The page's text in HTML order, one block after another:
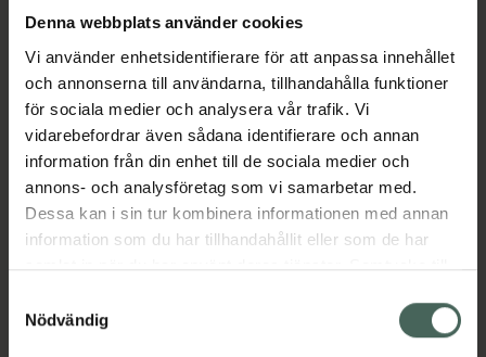
Denna webbplats använder cookies
Vi använder enhetsidentifierare för att anpassa innehållet
och annonserna till användarna, tillhandahålla funktioner
för sociala medier och analysera vår trafik. Vi
vidarebefordrar även sådana identifierare och annan
information från din enhet till de sociala medier och
annons- och analysföretag som vi samarbetar med.
Dessa kan i sin tur kombinera informationen med annan
information som du har tillhandahållit eller som de har
samlat in när du har använt deras tjänster. Samtycke till
återkalla ditt samtycke via webbplatsens
cookieinställningar. Ett återkallat samtycke påverkar inte
Nödvändig
fysikaliskt filter (titandioxid). Vattenfast.
Jämförpris 5,65 kr/ml
EAN:04033981742740
Kategorier:
Barn och föräldrarEkologisk hudvård
Solskydd SPF 50Solskydd för barn
Solskydd för barnSolskydd och solkräm